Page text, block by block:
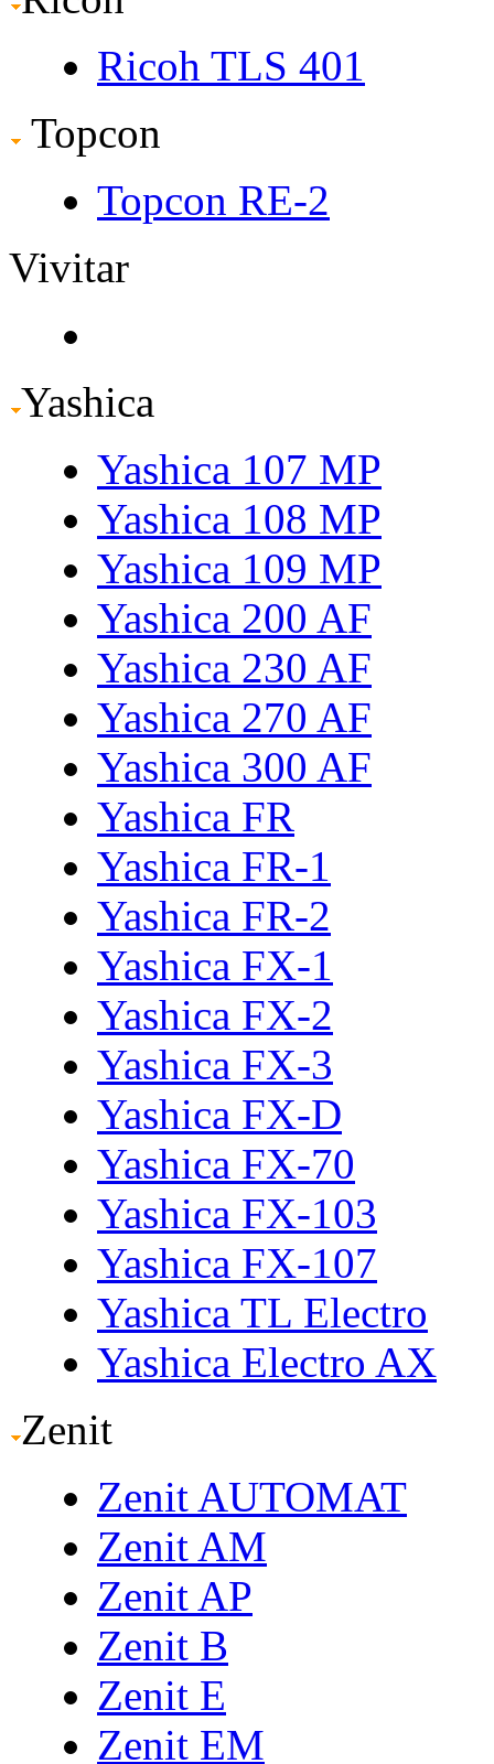
Ricoh TLS 401
Topcon
Topcon RE-2
Vivitar
Yashica
Yashica 107 MP
Yashica 108 MP
Yashica 109 MP
Yashica 200 AF
Yashica 230 AF
Yashica 270 AF
Yashica 300 AF
Yashica FR
Yashica FR-1
Yashica FR-2
Yashica FX-1
Yashica FX-2
Yashica FX-3
Yashica FX-D
Yashica FX-70
Yashica FX-103
Yashica FX-107
Yashica TL Electro
Yashica Electro AX
Zenit
Zenit AUTOMAT
Zenit AM
Zenit AP
Zenit B
Zenit E
Zenit EM